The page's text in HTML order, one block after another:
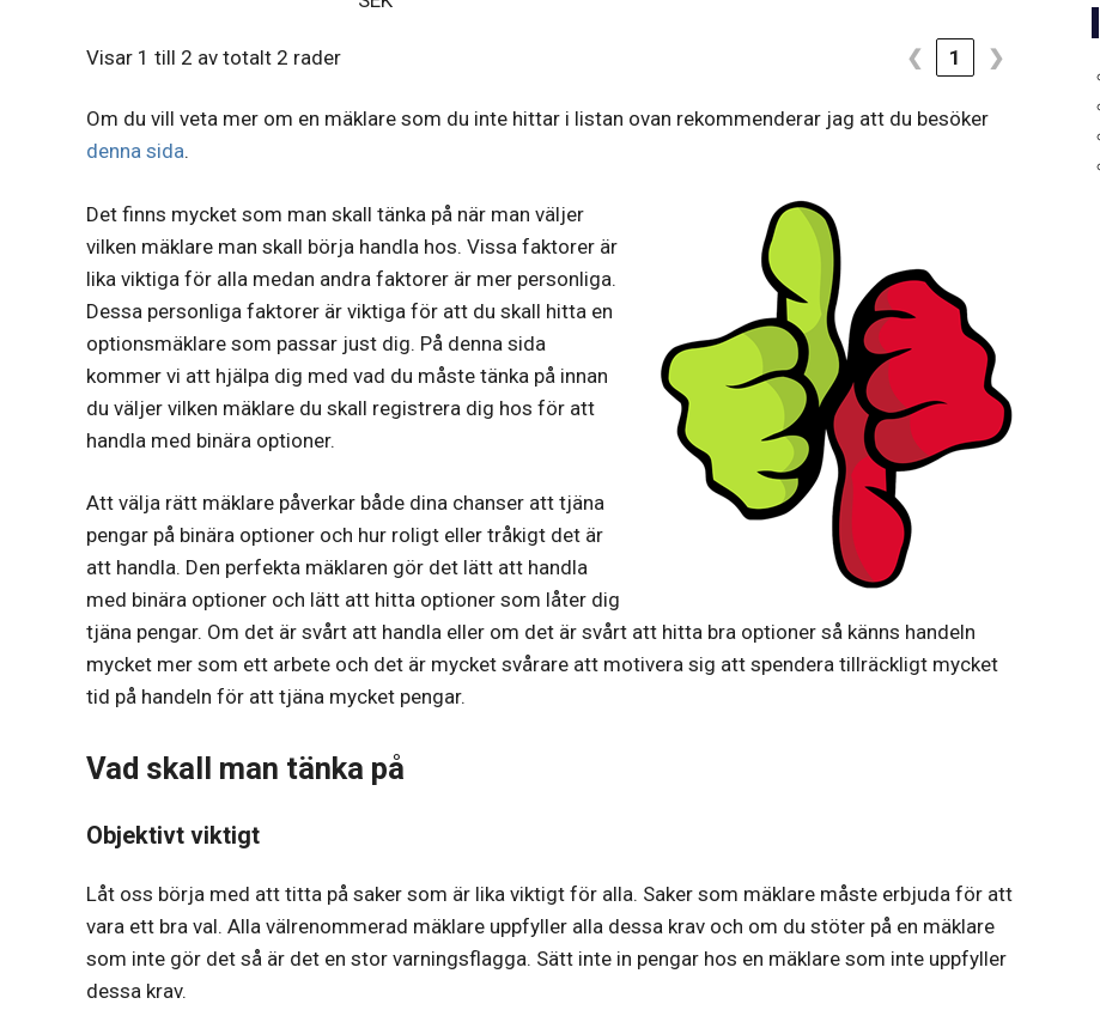
Visar 1 till 2 av totalt 2 rader ❮ 1 ❯
Om du vill veta mer om en mäklare som du inte hittar i listan ovan rekommenderar jag att du besöker
denna sida.
Det finns mycket som man skall tänka på när man väljer
vilken mäklare man skall börja handla hos. Vissa faktorer är
lika viktiga för alla medan andra faktorer är mer personliga.
Dessa personliga faktorer är viktiga för att du skall hitta en
optionsmäklare som passar just dig. På denna sida
kommer vi att hjälpa dig med vad du måste tänka på innan
du väljer vilken mäklare du skall registrera dig hos för att
handla med binära optioner.
Att välja rätt mäklare påverkar både dina chanser att tjäna
pengar på binära optioner och hur roligt eller tråkigt det är
att handla. Den perfekta mäklaren gör det lätt att handla
med binära optioner och lätt att hitta optioner som låter dig
tjäna pengar. Om det är svårt att handla eller om det är svårt att hitta bra optioner så känns handeln
mycket mer som ett arbete och det är mycket svårare att motivera sig att spendera tillräckligt mycket
tid på handeln för att tjäna mycket pengar.
Vad skall man tänka på
Objektivt viktigt
Låt oss börja med att titta på saker som är lika viktigt för alla. Saker som mäklare måste erbjuda för att
vara ett bra val. Alla välrenommerad mäklare uppfyller alla dessa krav och om du stöter på en mäklare
som inte gör det så är det en stor varningsflagga. Sätt inte in pengar hos en mäklare som inte uppfyller
dessa krav.